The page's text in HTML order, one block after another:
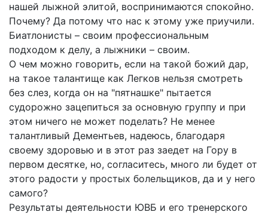
нашей лыжной элитой, воспринимаются спокойно.
Почему? Да потому что нас к этому уже приучили.
Биатлонисты – своим профессиональным
подходом к делу, а лыжники – своим.
О чем можно говорить, если на такой божий дар,
на такое талантище как Легков нельзя смотреть
без слез, когда он на "пятнашке" пытается
судорожно зацепиться за основную группу и при
этом ничего не может поделать? Не менее
талантливый Дементьев, надеюсь, благодаря
своему здоровью и в этот раз заедет на Гору в
первом десятке, но, согласитесь, много ли будет от
этого радости у простых болельщиков, да и у него
самого?
Результаты деятельности ЮВБ и его тренерского